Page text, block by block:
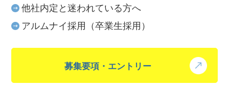
他社内定と迷われている方へ
アルムナイ採用（卒業生採用）
募集要項・エントリー